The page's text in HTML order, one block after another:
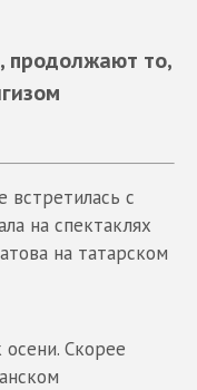
продолжают то,
встретилась с
на спектаклях
на татарском
Скорее